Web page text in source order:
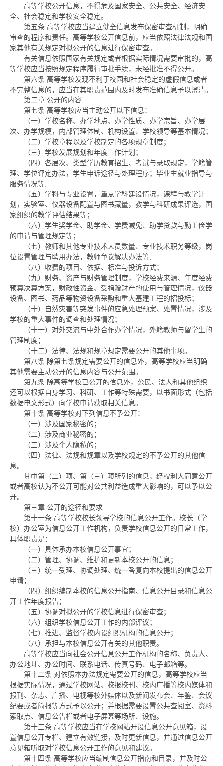
高等学校公开信息，不得危及国家安全、公共安全、经济安
全、社会稳定和学校安全稳定。
第五条 高等学校应当建立健全信息发布保密审查机制，明确
审查的程序和责任。高等学校公开信息前，应当依照法律法规和国
家其他有关规定对拟公开的信息进行保密审查。
有关信息依照国家有关规定或者根据实际情况需要审批的，高
等学校应当按照规定程序履行审批手续，未经批准不得公开。
第六条 高等学校发现不利于校园和社会稳定的虚假信息或者
不完整信息的，应当在其职责范围内及时发布准确信息予以澄清。
第二章 公开的内容
第七条 高等学校应当主动公开以下信息：
（一）学校名称、办学地点、办学性质、办学宗旨、办学层
次、办学规模，内部管理体制、机构设置、学校领导等基本情况；
（二）学校章程以及学校制定的各项规章制度；
（三）学校发展规划和年度工作计划；
（四）各层次、类型学历教育招生、考试与录取规定，学籍管
理、学位评定办法，学生申诉途径与处理程序；毕业生就业指导与
服务情况等;
（五）学科与专业设置，重点学科建设情况，课程与教学计
划，实验室、仪器设备配置与图书藏量，教学与科研成果评选，国
家组织的教学评估结果等；
（六）学生奖学金、助学金、学费减免、助学贷款与勤工俭学
的申请与管理规定等；
（七）教师和其他专业技术人员数量、专业技术职务等级，岗
位设置管理与聘用办法，教师争议解决办法等;
（八）收费的项目、依据、标准与投诉方式；
（九）财务、资产与财务管理制度，学校经费来源、年度经费
预算决算方案，财政性资金、受捐赠财产的使用与管理情况，仪器
设备、图书、药品等物资设备采购和重大基建工程的招投标；
（十）自然灾害等突发事件的应急处理预案、处置情况，涉及
学校的重大事件的调查和处理情况；
（十一）对外交流与中外合作办学情况，外籍教师与留学生的
管理制度；
（十二）法律、法规和规章规定需要公开的其他事项。
第八条 除第七条规定需要公开的信息外，高等学校应当明确
其他需要主动公开的信息内容与公开范围。
第九条 除高等学校已公开的信息外，公民、法人和其他组织
还可以根据自身学习、科研、工作等特殊需要，以书面形式（包括
数据电文形式）向学校申请获取相关信息。
第十条 高等学校对下列信息不予公开：
（一）涉及国家秘密的；
（二）涉及商业秘密的；
（三）涉及个人隐私的；
（四）法律、法规和规章以及学校规定的不予公开的其他信
息。
其中第（二）项、第（三）项所列的信息，经权利人同意公开
或者高校认为不公开可能对公共利益造成重大影响的，可以予以公
开。
第三章 公开的途径和要求
第十一条 高等学校校长领导学校的信息公开工作。校长（学
校）办公室为信息公开工作机构，负责学校信息公开的日常工作，
具体职责是：
（一）具体承办本校信息公开事宜；
（二）管理、协调、维护和更新本校公开的信息；
（三）统一受理、协调处理、统一答复向本校提出的信息公开
申请；
（四）组织编制本校的信息公开指南、信息公开目录和信息公
开工作年度报告；
（五）协调对拟公开的学校信息进行保密审查；
（六）组织学校信息公开工作的内部评议；
（七）推进、监督学校内设组织机构的信息公开；
（八）承担与本校信息公开有关的其他职责。
高等学校应当向社会公开信息公开工作机构的名称、负责人、
办公地址、办公时间、联系电话、传真号码、电子邮箱等。
第十二条 对依照本办法规定需要公开的信息，高等学校应当
根据实际情况，通过学校网站、校报校刊、校内广播等校内媒体和
报刊、杂志、广播、电视等校外媒体以及新闻发布会、年鉴、会议
纪要或者简报等方式予以公开；并根据需要设置公共查阅室、资料
索取点、信息公告栏或者电子屏幕等场所、设施。
第十三条 高等学校应当在学校网站开设信息公开意见箱，设
置信息公开专栏、建立有效链接，及时更新信息，并通过信息公开
意见箱听取对学校信息公开工作的意见和建议。
第十四条 高等学校应当编制信息公开指南和目录，并及时公